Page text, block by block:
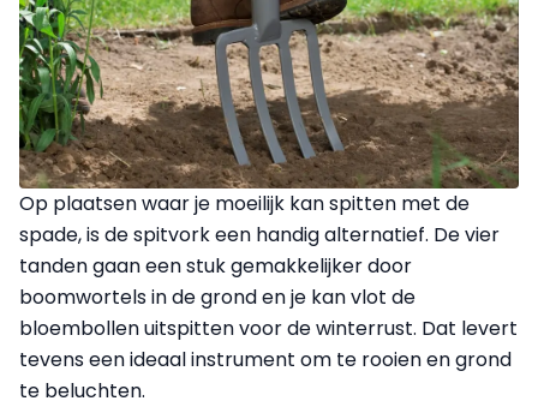
Op plaatsen waar je moeilijk kan spitten met de
spade, is de spitvork een handig alternatief. De vier
tanden gaan een stuk gemakkelijker door
boomwortels in de grond en je kan vlot de
bloembollen uitspitten voor de winterrust. Dat levert
tevens een ideaal instrument om te rooien en grond
te beluchten.